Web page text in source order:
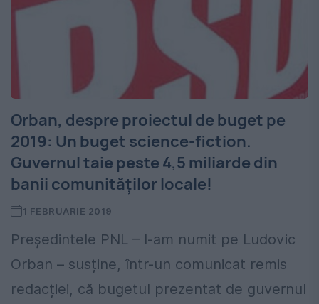
Orban, despre proiectul de buget pe
2019: Un buget science-fiction.
Guvernul taie peste 4,5 miliarde din
banii comunităților locale!
1 FEBRUARIE 2019
Președintele PNL – l-am numit pe Ludovic
Orban – susține, într-un comunicat remis
redacției, că bugetul prezentat de guvernul